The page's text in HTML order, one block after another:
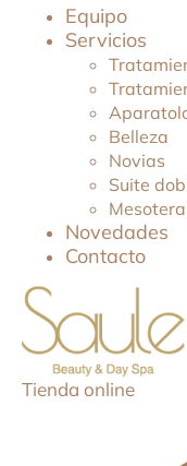
Equipo
Servicios
Belleza
Novias
Suite
Novedades
Contacto
Tienda online